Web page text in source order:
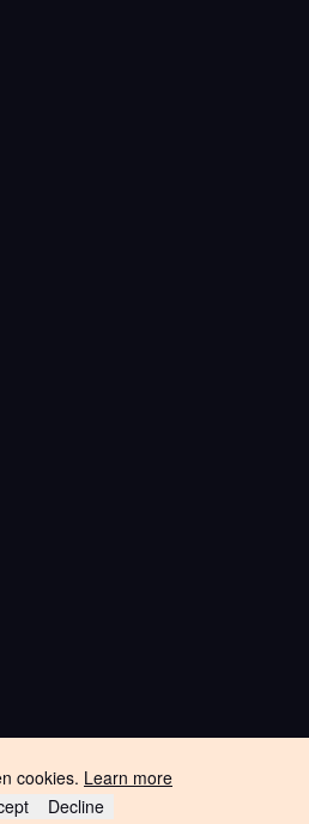
cookies. Learn more
Decline